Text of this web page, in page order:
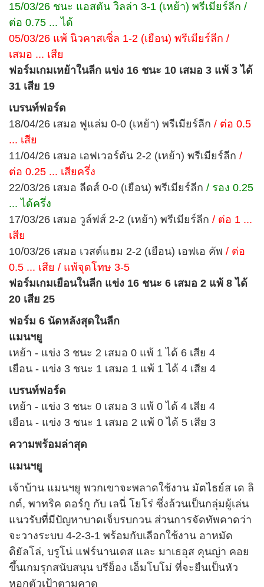
15/03/26 ชนะ แอสตัน วิลล่า 3-1 (เหย้า) พรีเมียร์ลีก /
ต่อ 0.75 ... ได้
05/03/26 แพ้ นิวคาสเซิ่ล 1-2 (เยือน) พรีเมียร์ลีก /
เสมอ ... เสีย
ฟอร์มเกมเหย้าในลีก แข่ง 16 ชนะ 10 เสมอ 3 แพ้ 3 ได้
31 เสีย 19
เบรนท์ฟอร์ด
18/04/26 เสมอ ฟูแล่ม 0-0 (เหย้า) พรีเมียร์ลีก / ต่อ 0.5
... เสีย
11/04/26 เสมอ เอฟเวอร์ตัน 2-2 (เหย้า) พรีเมียร์ลีก /
ต่อ 0.25 ... เสียครึ่ง
22/03/26 เสมอ ลีดส์ 0-0 (เยือน) พรีเมียร์ลีก / รอง 0.25
... ได้ครึ่ง
17/03/26 เสมอ วูล์ฟส์ 2-2 (เหย้า) พรีเมียร์ลีก / ต่อ 1 ...
เสีย
10/03/26 เสมอ เวสต์แฮม 2-2 (เยือน) เอฟเอ คัพ / ต่อ
0.5 ... เสีย / แพ้จุดโทษ 3-5
ฟอร์มเกมเยือนในลีก แข่ง 16 ชนะ 6 เสมอ 2 แพ้ 8 ได้
20 เสีย 25
ฟอร์ม 6 นัดหลังสุดในลีก
แมนฯยู
เหย้า - แข่ง 3 ชนะ 2 เสมอ 0 แพ้ 1 ได้ 6 เสีย 4
เยือน - แข่ง 3 ชนะ 1 เสมอ 1 แพ้ 1 ได้ 4 เสีย 4
เบรนท์ฟอร์ด
เหย้า - แข่ง 3 ชนะ 0 เสมอ 3 แพ้ 0 ได้ 4 เสีย 4
เยือน - แข่ง 3 ชนะ 1 เสมอ 2 แพ้ 0 ได้ 5 เสีย 3
ความพร้อมล่าสุด
แมนฯยู
เจ้าบ้าน แมนฯยู พวกเขาจะพลาดใช้งาน มัตไธย์ส เด ลิ
กต์, พาทริค ดอร์กู กับ เลนี่ โยโร่ ซึ่งล้วนเป็นกลุ่มผู้เล่น
แนวรับที่มีปัญหาบาดเจ็บรบกวน ส่วนการจัดทัพคาดว่า
จะวางระบบ 4-2-3-1 พร้อมกับเลือกใช้งาน อาหมัด
ดิยัลโล่, บรูโน่ แฟร์นานเดส และ มาเธอุส คุนญ่า คอย
ขึ้นเกมรุกสนับสนุน บรีย็อง เอ็มโบโม่ ที่จะยืนเป็นหัว
หอกตัวเป้าตามคาด